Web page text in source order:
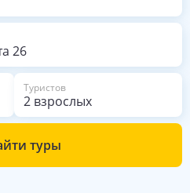
26
Туристов
2 взрослых
туры